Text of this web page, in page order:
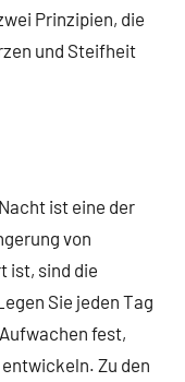
Prinzipien, die
und Steifheit
ist eine der
von
ist, sind die
Sie jeden Tag
fest,
Zu den